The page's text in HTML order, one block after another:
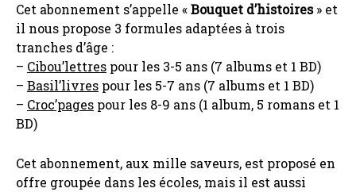
Cet abonnement s’appelle «Bouquet d’histoires» et
il nous propose 3 formules adaptées à trois
tranches d’âge :
– Cibou’lettres pour les 3-5 ans (7 albums et 1 BD)
– Basil’livres pour les 5-7 ans (7 albums et 1 BD)
– Croc’pages pour les 8-9 ans (1 album, 5 romans et 1
BD)
Cet abonnement, aux mille saveurs, est proposé en
offre groupée dans les écoles, mais il est aussi